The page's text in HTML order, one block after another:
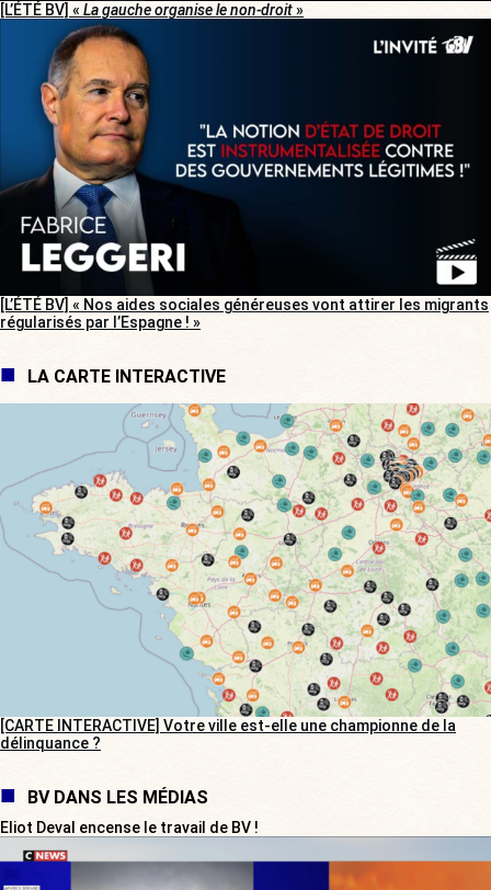
[L’ÉTÉ BV] « La gauche organise le non-droit»
[L’ÉTÉ BV] « Nos aides sociales généreuses vont attirer les migrants
régularisés par l’Espagne ! »
LA CARTE INTERACTIVE
[CARTE INTERACTIVE] Votre ville est-elle une championne de la
délinquance ?
BV DANS LES MÉDIAS
Eliot Deval encense le travail de BV !